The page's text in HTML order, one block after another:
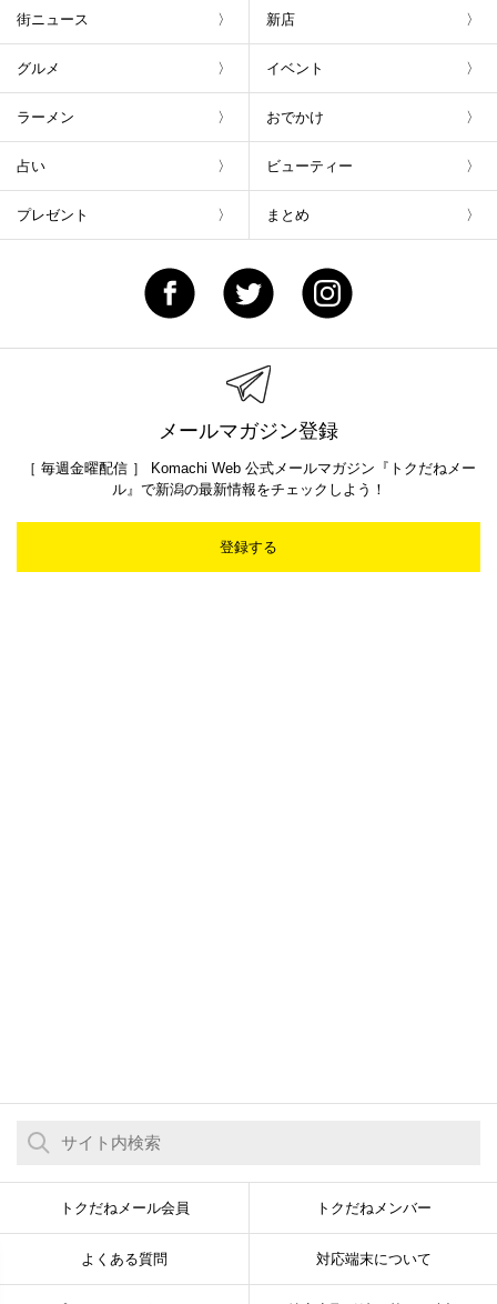
街ニュース 新店
グルメ イベント
ラーメン おでかけ
占い ビューティー
プレゼント まとめ
メールマガジン登録
［ 毎週金曜配信 ］ Komachi Web 公式メールマガジン『トクだねメー
ル』で新潟の最新情報をチェックしよう！
登録する
トクだねメール会員 トクだねメンバー
よくある質問 対応端末について